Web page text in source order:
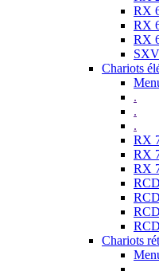
RX
RX
RX
Chariots
.
.
.
RX
RX
RX
Chariots